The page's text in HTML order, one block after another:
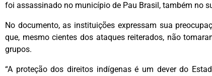
foi assassinado no município de Pau Brasil, também no
No documento, as instituições expressam sua
que, mesmo cientes dos ataques reiterados, não
grupos.
“A proteção dos direitos indígenas é um dever do